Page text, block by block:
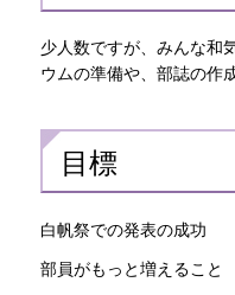
少人数ですが、みんな和
ウムの準備や、部誌の作
目標
白帆祭での発表の成功
部員がもっと増えること